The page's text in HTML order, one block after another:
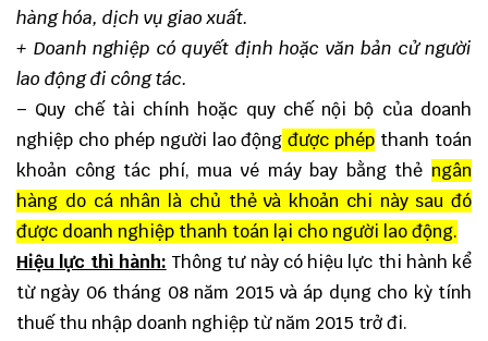
hàng hóa, dịch vụ giao xuất.
+ Doanh nghiệp có quyết định hoặc văn bản cử người
lao động đi công tác.
– Quy chế tài chính hoặc quy chế nội bộ của doanh
nghiệp cho phép người lao động được phép thanh toán
khoản công tác phí, mua vé máy bay bằng thẻ ngân
hàng do cá nhân là chủ thẻ và khoản chi này sau đó
được doanh nghiệp thanh toán lại cho người lao động.
Hiệu lực thì hành: Thông tư này có hiệu lực thi hành kể
từ ngày 06 tháng 08 năm 2015 và áp dụng cho kỳ tính
thuế thu nhập doanh nghiệp từ năm 2015 trở đi.